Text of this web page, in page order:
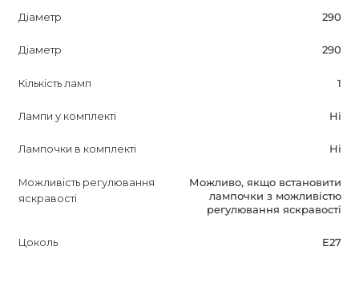
Діаметр 290
Діаметр 290
Кількість ламп 1
Лампи у комплекті Ні
Лампочки в комплекті Ні
Можливість регулювання
яскравості
Можливо, якщо встановити
лампочки з можливістю
регулювання яскравості
Цоколь E27